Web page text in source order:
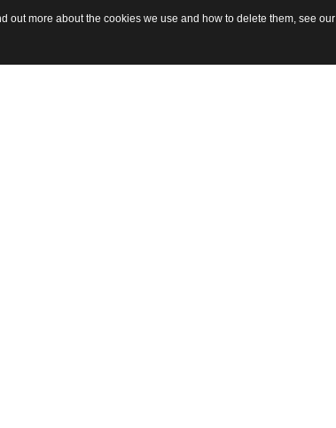
out more about the cookies we use and how to delete them, see our